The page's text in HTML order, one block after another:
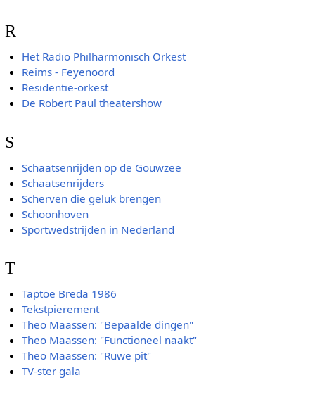
R
Het Radio Philharmonisch Orkest
Reims - Feyenoord
Residentie-orkest
De Robert Paul theatershow
S
Schaatsenrijden op de Gouwzee
Schaatsenrijders
Scherven die geluk brengen
Schoonhoven
Sportwedstrijden in Nederland
T
Taptoe Breda 1986
Tekstpierement
Theo Maassen: "Bepaalde dingen"
Theo Maassen: "Functioneel naakt"
Theo Maassen: "Ruwe pit"
TV-ster gala